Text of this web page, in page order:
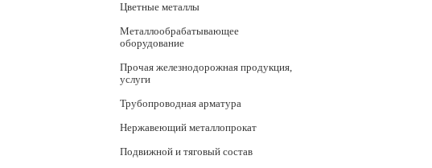
Цветные металлы
Металлообрабатывающее
оборудование
Прочая железнодорожная продукция,
услуги
Трубопроводная арматура
Нержавеющий металлопрокат
Подвижной и тяговый состав